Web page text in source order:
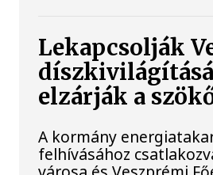
Lekapcsolják
elzárják a
A kormány
felhívásához